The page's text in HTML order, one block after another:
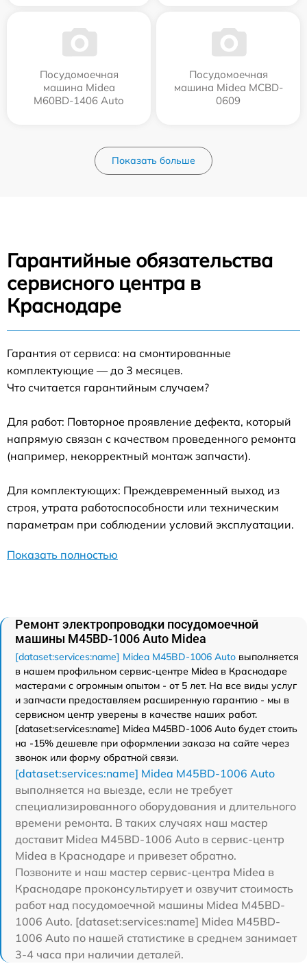
Посудомоечная
машина Midea
M60BD-1406 Auto
Посудомоечная
машина Midea MCBD-
0609
Показать больше
Гарантийные обязательства
сервисного центра в
Краснодаре
Гарантия от сервиса: на смонтированные
комплектующие — до 3 месяцев.
Что считается гарантийным случаем?
Для работ: Повторное проявление дефекта, который
напрямую связан с качеством проведенного ремонта
(например, некорректный монтаж запчасти).
Для комплектующих: Преждевременный выход из
строя, утрата работоспособности или техническим
параметрам при соблюдении условий эксплуатации.
Показать полностью
Ремонт электропроводки посудомоечной
машины M45BD-1006 Auto Midea
[dataset:services:name] Midea M45BD-1006 Auto выполняется
в нашем профильном сервис-центре Midea в Краснодаре
мастерами с огромным опытом - от 5 лет. На все виды услуг
и запчасти предоставляем расширенную гарантию - мы в
сервисном центр уверены в качестве наших работ.
[dataset:services:name] Midea M45BD-1006 Auto будет стоить
на -15% дешевле при оформлении заказа на сайте через
звонок или форму обратной связи.
[dataset:services:name] Midea M45BD-1006 Auto
выполняется на выезде, если не требует
специализированного оборудования и длительного
времени ремонта. В таких случаях наш мастер
доставит Midea M45BD-1006 Auto в сервис-центр
Midea в Краснодаре и привезет обратно.
Позвоните и наш мастер сервис-центра Midea в
Краснодаре проконсультирует и озвучит стоимость
работ над посудомоечной машины Midea M45BD-
1006 Auto. [dataset:services:name] Midea M45BD-
1006 Auto по нашей статистике в среднем занимает
3-4 часа при наличии деталей.